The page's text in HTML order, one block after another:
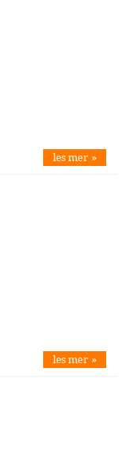
les mer »
les mer »